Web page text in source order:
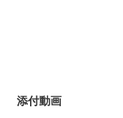
添付動画